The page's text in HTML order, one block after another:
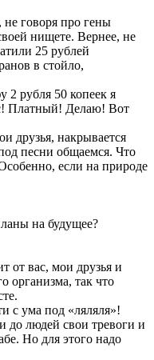
говоря про гены
нищете. Вернее, не
25 рублей
в стойло,
2 рубля 50 копеек я
Платный! Делаю! Вот
друзья, накрывается
песни общаемся. Что
если на природе
на будущее?
от вас, мои друзья и
организма, так что
с ума под «ляляля»!
до людей свои тревоги и
Но для этого надо